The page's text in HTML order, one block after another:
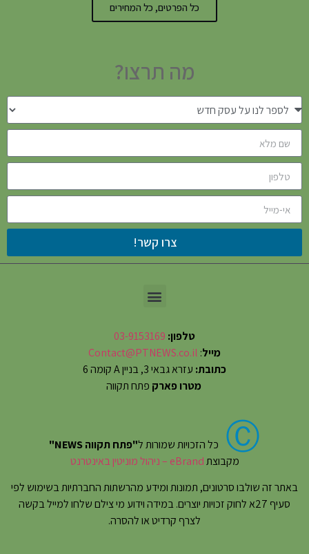
כל הפרטים, כל המחירים
מה תרצו?
צרו קשר!
טלפון: 03-9153169
מייל:
Contact@PTNEWS.co.il
כתובת: עזרא גבאי 3, בניין A קומה 6
מטרו פארק פתח תקווה
Ⓒ כל הזכויות שמורות ל"פתח תקווה NEWS"
מקבוצתeBrand – ניהול מוניטין באינטרנט
באתר זה שולבו סרטונים, תמונות ומידע מהרשתות החברתיות בשימוש לפי
סעיף 27א לחוק זכויות יוצרים. במידה וידוע מי צילם שלחו למייל בקשה
לצרף קרדיט או להסרה.